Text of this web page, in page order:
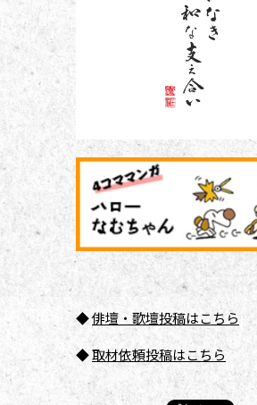
◆俳壇 ・歌壇投稿はこちら
◆取材依頼投稿はこちら